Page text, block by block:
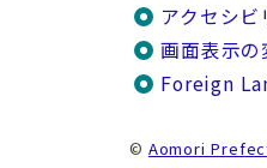
アクセシビ
画面表示の
Foreign
© Aomori